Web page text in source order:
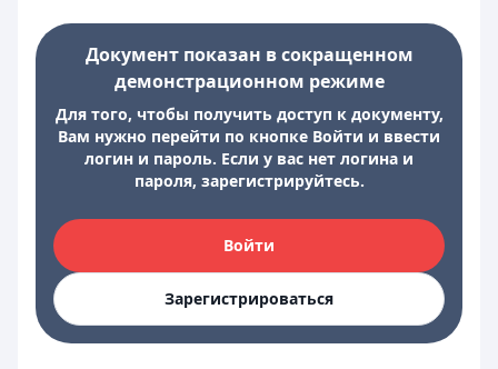
Документ показан в сокращенном
демонстрационном режиме
Для того, чтобы получить доступ к документу,
Вам нужно перейти по кнопке Войти и ввести
логин и пароль. Если у вас нет логина и
пароля, зарегистрируйтесь.
Войти
Зарегистрироваться